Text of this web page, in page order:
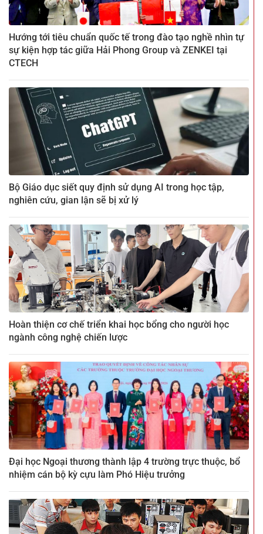
Hướng tới tiêu chuẩn quốc tế trong đào tạo nghề nhìn tự
sự kiện hợp tác giữa Hải Phong Group và ZENKEI tại
CTECH
Bộ Giáo dục siết quy định sử dụng AI trong học tập,
nghiên cứu, gian lận sẽ bị xử lý
Hoàn thiện cơ chế triển khai học bổng cho người học
ngành công nghệ chiến lược
Đại học Ngoại thương thành lập 4 trường trực thuộc, bổ
nhiệm cán bộ kỳ cựu làm Phó Hiệu trưởng